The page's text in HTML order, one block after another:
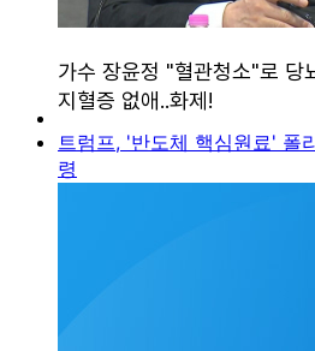
트럼프, '반도체 핵심원료' 폴
령